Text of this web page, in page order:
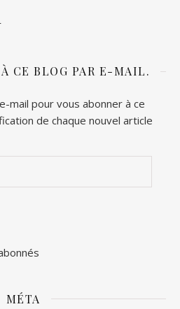
CE BLOG PAR E-MAIL.
mail pour vous abonner à ce
de chaque nouvel article
MÉTA